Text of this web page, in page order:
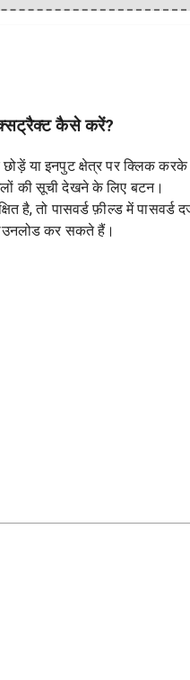
कैसे करें?
या इनपुट क्षेत्र पर क्लिक
की सूची देखने के लिए बटन।
है, तो पासवर्ड फ़ील्ड में पासवर्ड
कर सकते हैं।